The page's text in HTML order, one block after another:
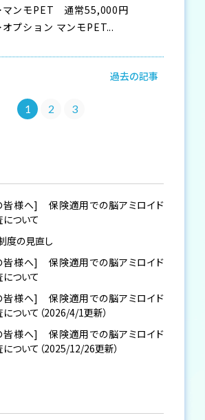
ンモPET 通常55,000円
プション マンモPET...
1 2 3
過去の記事
皆様へ] 保険適用での脳アミロイド
ついて
度の見直し
皆様へ] 保険適用での脳アミロイド
ついて
皆様へ] 保険適用での脳アミロイド
ついて（2026/4/1更新）
皆様へ] 保険適用での脳アミロイド
ついて（2025/12/26更新）